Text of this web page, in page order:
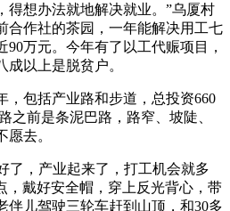
得想办法就地解决就业。”乌厦村
合作社的茶园，一年能解决用工七
90万元。今年有了以工代赈项目，
以上是脱贫户。
，包括产业路和步道，总投资660
之前是条泥巴路，路窄、坡陡、
去。
了，产业起来了，打工机会就多
，戴好安全帽，穿上反光背心，带
伴儿驾驶三轮车赶到山顶，和30多